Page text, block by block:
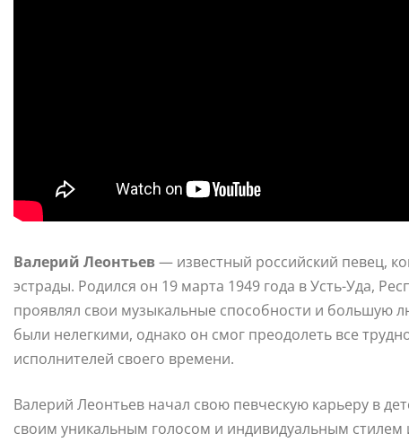
Валерий Леонтьев— известный российский певец,
эстрады. Родился он 19 марта 1949 года в Усть-Уда,
проявлял свои музыкальные способности и большую
были нелегкими, однако он смог преодолеть все
исполнителей своего времени.
Валерий Леонтьев начал свою певческую карьеру в
своим уникальным голосом и индивидуальным